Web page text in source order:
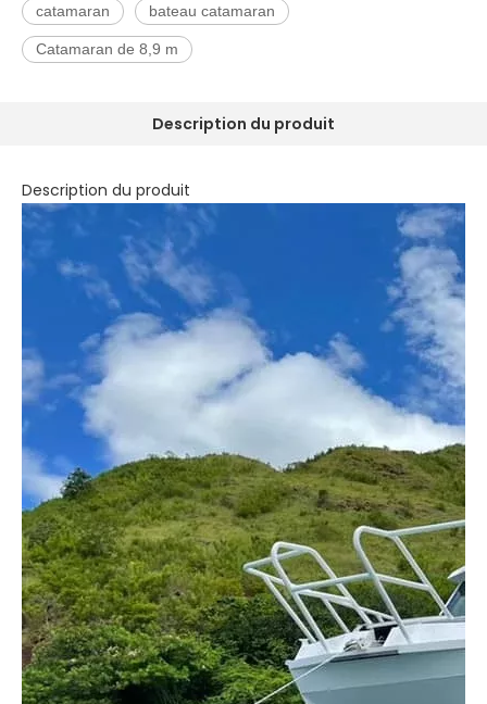
catamaran bateau catamaran
Catamaran de 8,9 m
Description du produit
Description du produit